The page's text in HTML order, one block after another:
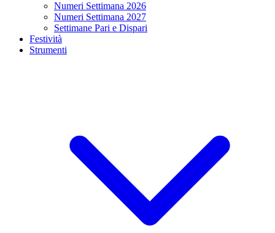
Numeri Settimana 2026
Numeri Settimana 2027
Settimane Pari e Dispari
Festività
Strumenti